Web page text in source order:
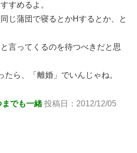
すめるよ。
じ蒲団で寝るとかHするとか、と
言ってくるのを待つべきだと思
ら、「離婚」でいんじゃね。
までも一緒投稿日：2012/12/05